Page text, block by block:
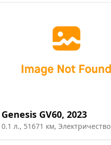
Genesis GV60, 2023
0.1 л., 51671 км, Электричество